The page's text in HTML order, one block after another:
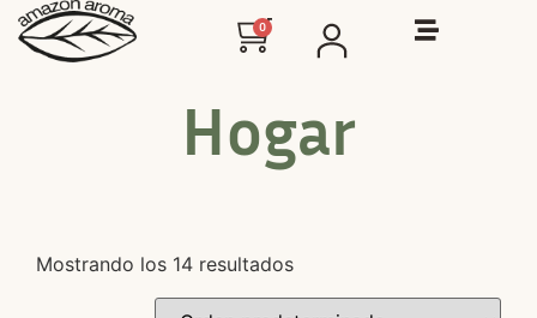
0
Hogar
Mostrando los 14 resultados